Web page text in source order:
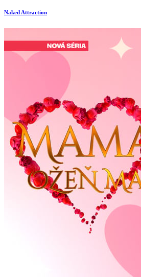
Naked Attraction